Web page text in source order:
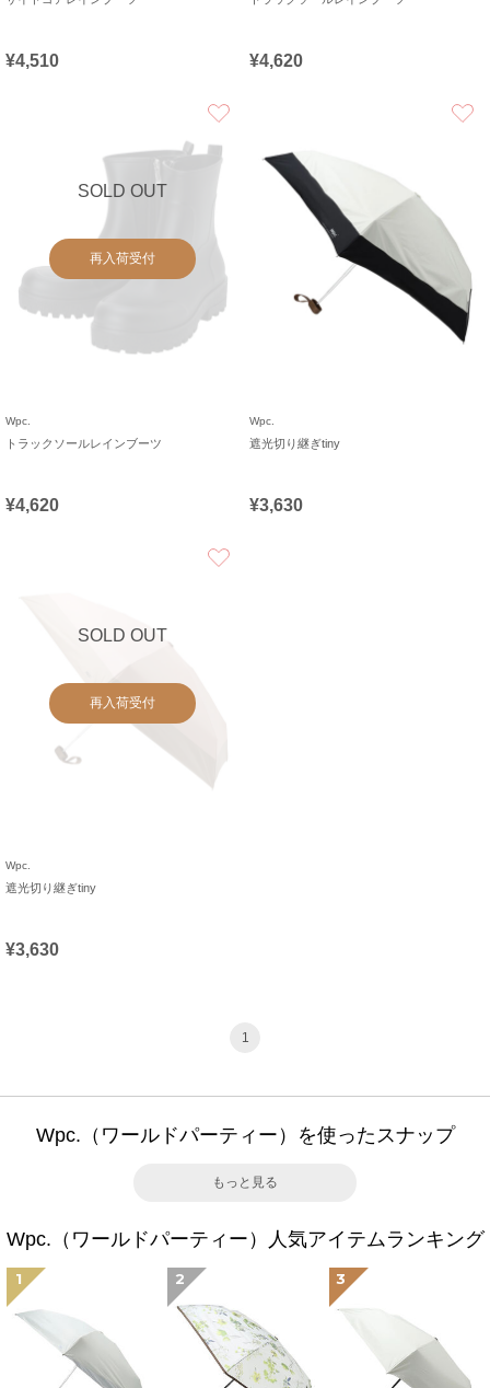
¥4,510 ¥4,620
SOLD OUT
再入荷受付
Wpc.
トラックソールレインブーツ
¥4,620
Wpc.
遮光切り継ぎtiny
¥3,630
SOLD OUT
再入荷受付
Wpc.
遮光切り継ぎtiny
¥3,630
1
Wpc.（ワールドパーティー）を使ったスナップ
もっと見る
Wpc.（ワールドパーティー）人気アイテムランキング
1 2 3